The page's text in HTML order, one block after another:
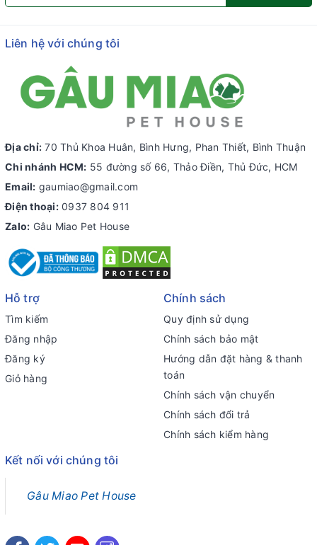
Liên hệ với chúng tôi
Địa chỉ: 70 Thủ Khoa Huân, Bình Hưng, Phan Thiết, Bình Thuận
Chi nhánh HCM: 55 đường số 66, Thảo Điền, Thủ Đức, HCM
Email: gaumiao@gmail.com
Điện thoại: 0937 804 911
Zalo: Gâu Miao Pet House
Hỗ trợ
Tìm kiếm
Đăng nhập
Đăng ký
Giỏ hàng
Chính sách
Quy định sử dụng
Chính sách bảo mật
Hướng dẫn đặt hàng & thanh
toán
Chính sách vận chuyển
Chính sách đổi trả
Chính sách kiểm hàng
Kết nối với chúng tôi
Gâu Miao Pet House